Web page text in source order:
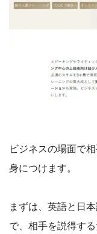
ビジネスの場面で
身につけます。
まずは、英語と日
で、相手を説得す